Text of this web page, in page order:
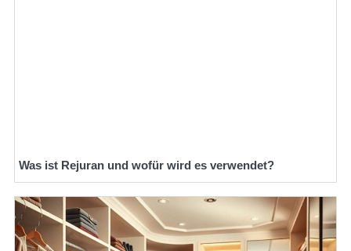
Was ist Rejuran und wofür wird es verwendet?